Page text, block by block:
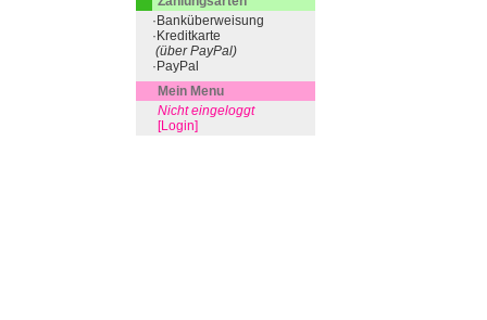
·Banküberweisung
·Kreditkarte
(über PayPal)
·PayPal
Mein Menu
Nicht eingeloggt
[Login]